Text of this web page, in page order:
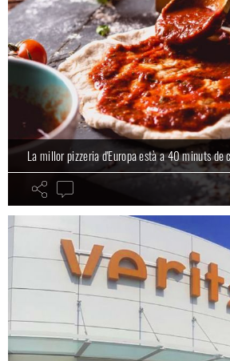
La millor pizzeria d'Europa està a 40 minuts de